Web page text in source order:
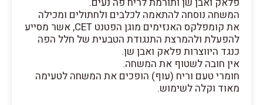
המשחה נוסחה להתאמה לכלבים ולחתולים ומכילה
את קומפלקס האנזימים מוגן הפטנט CET, אשר מסייע
להפעלת ולהמרצת התנגודת הטבעית של חלל הפה
כנגד היווצרות פלאק ואבן שן.
אין חובה לשטוף את המשחה.
חומרי טעם וריח (עוף) הופכים את המשחה לטעימה
מאוד וקלה לשימוש.